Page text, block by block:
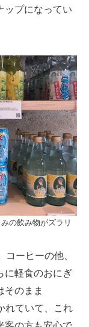
ップになってい
の飲み物がズラリ
ーヒーの他、
に軽食のおにぎ
そのまま
れていて、これ